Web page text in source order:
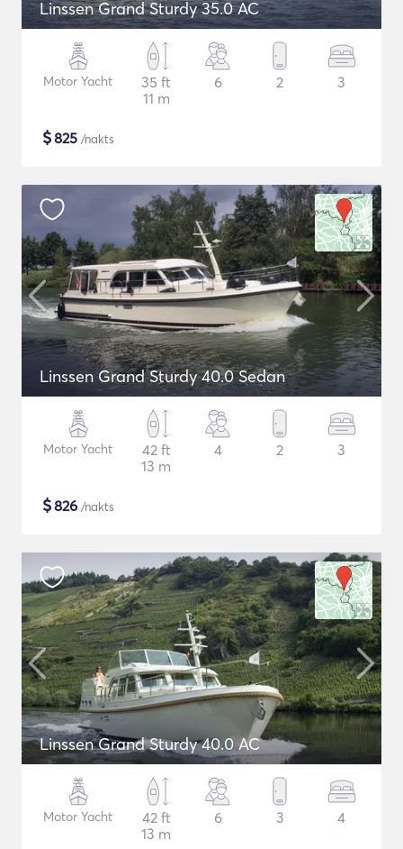
Linssen Grand Sturdy 35.0 AC
Motor Yacht
35 ft
11 m
6 2 3
$825 /nakts
Linssen Grand Sturdy 40.0 Sedan
Motor Yacht
42 ft
13 m
4 2 3
$826 /nakts
Linssen Grand Sturdy 40.0 AC
Motor Yacht
42 ft
13 m
6 3 4